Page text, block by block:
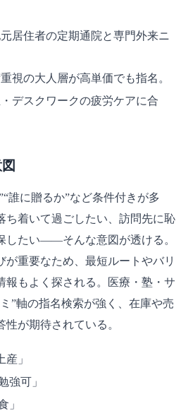
居住者の定期通院と専門外来ニ
重視の大人層が高単価でも指名。
デスクワークの疲労ケアに合
誰に贈るか”など条件付きが多
ち着いて過ごしたい、訪問先に恥
したい――そんな意図が透ける。
が重要なため、最短ルートやバリ
報もよく探される。医療・塾・サ
”軸の指名検索が強く、在庫や売
が期待されている。
産」
強可」
」